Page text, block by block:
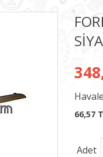
66,57
Adet